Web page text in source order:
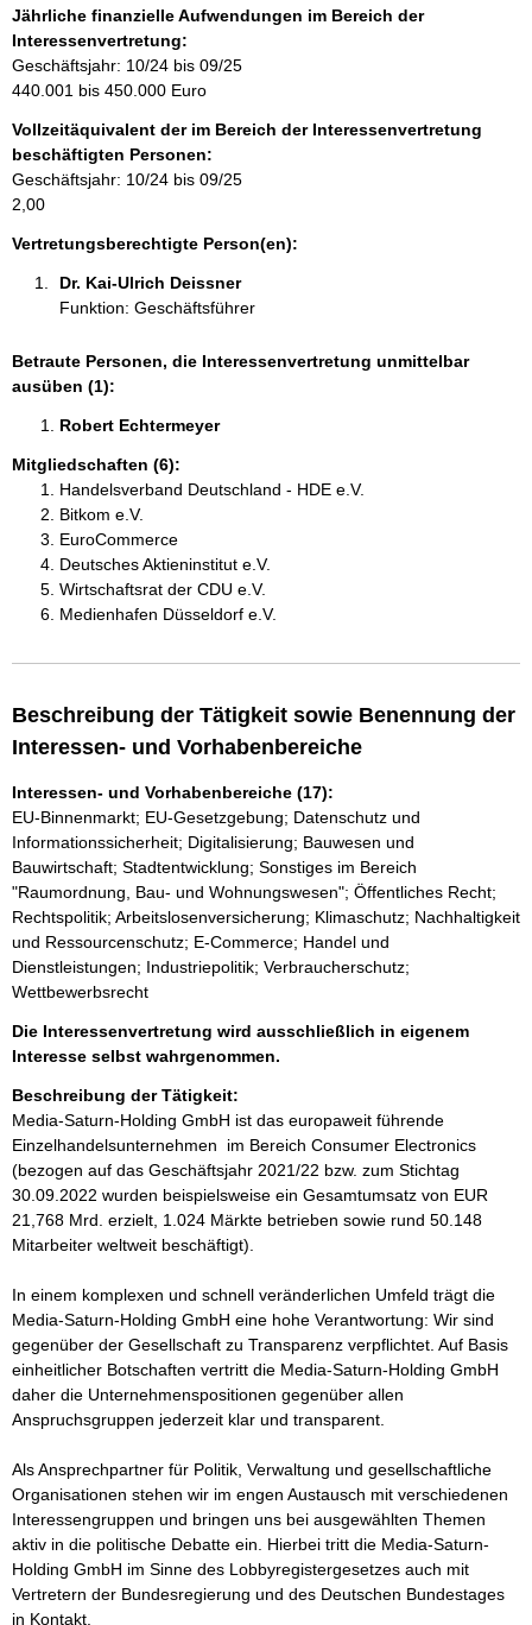
f
o
r
m
t
i
o
n
e
Jährliche finanzielle Aufwendungen im Bereich der
Interessenvertretung:
Geschäftsjahr: 10/24 bis 09/25
440.001 bis 450.000 Euro
Vollzeitäquivalent der im Bereich der Interessenvertretung
beschäftigten Personen:
Geschäftsjahr: 10/24 bis 09/25
2,00
Vertretungsberechtigte Person(en):
Dr. Kai-Ulrich Deissner
Funktion: Geschäftsführer
Betraute Personen, die Interessenvertretung unmittelbar
ausüben (1):
Robert Echtermeyer
Mitgliedschaften (6):
Handelsverband Deutschland - HDE e.V.
Bitkom e.V.
EuroCommerce
Deutsches Aktieninstitut e.V.
Wirtschaftsrat der CDU e.V.
Medienhafen Düsseldorf e.V.
Beschreibung der Tätigkeit sowie Benennung der
Interessen- und Vorhabenbereiche
Interessen- und Vorhabenbereiche (17):
EU-Binnenmarkt; EU-Gesetzgebung; Datenschutz und
Informationssicherheit; Digitalisierung; Bauwesen und
Bauwirtschaft; Stadtentwicklung; Sonstiges im Bereich
"Raumordnung, Bau- und Wohnungswesen"; Öffentliches Recht;
Rechtspolitik; Arbeitslosenversicherung; Klimaschutz; Nachhaltigkeit
und Ressourcenschutz; E-Commerce; Handel und
Dienstleistungen; Industriepolitik; Verbraucherschutz;
Wettbewerbsrecht
Die Interessenvertretung wird ausschließlich in eigenem
Interesse selbst wahrgenommen.
Beschreibung der Tätigkeit:
Media-Saturn-Holding GmbH ist das europaweit führende
Einzelhandelsunternehmen  im Bereich Consumer Electronics
(bezogen auf das Geschäftsjahr 2021/22 bzw. zum Stichtag
30.09.2022 wurden beispielsweise ein Gesamtumsatz von EUR
21,768 Mrd. erzielt, 1.024 Märkte betrieben sowie rund 50.148
Mitarbeiter weltweit beschäftigt).
In einem komplexen und schnell veränderlichen Umfeld trägt die
Media-Saturn-Holding GmbH eine hohe Verantwortung: Wir sind
gegenüber der Gesellschaft zu Transparenz verpflichtet. Auf Basis
einheitlicher Botschaften vertritt die Media-Saturn-Holding GmbH
daher die Unternehmenspositionen gegenüber allen
Anspruchsgruppen jederzeit klar und transparent.
Als Ansprechpartner für Politik, Verwaltung und gesellschaftliche
Organisationen stehen wir im engen Austausch mit verschiedenen
Interessengruppen und bringen uns bei ausgewählten Themen
aktiv in die politische Debatte ein. Hierbei tritt die Media-Saturn-
Holding GmbH im Sinne des Lobbyregistergesetzes auch mit
Vertretern der Bundesregierung und des Deutschen Bundestages